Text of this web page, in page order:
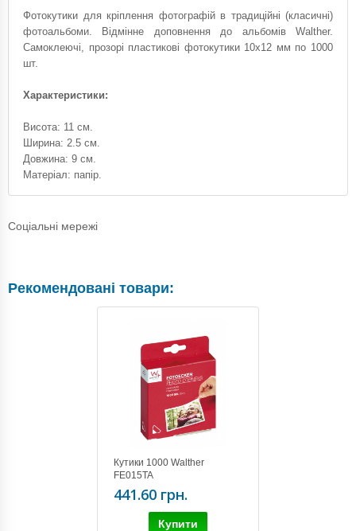
Фотокутики для кріплення фотографій в традиційні (класичні)
фотоальбоми. Відмінне доповнення до альбомів Walther.
Самоклеючі, прозорі пластикові фотокутики 10x12 мм по 1000
шт.
Характеристики:
Висота: 11 см.
Ширина: 2.5 см.
Довжина: 9 см.
Матеріал: папір.
Соціальні мережі
Рекомендовані товари:
Кутики 1000 Walther
FE015TA
441.60 грн.
Купити